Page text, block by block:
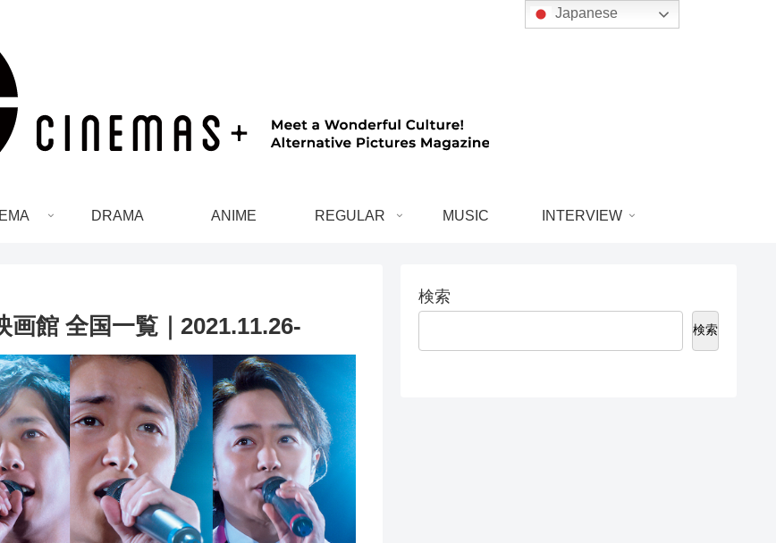
DRAMA ANIME REGULAR MUSIC INTERVIEW
画館 全国一覧｜2021.11.26-
検索
検索
Japanese